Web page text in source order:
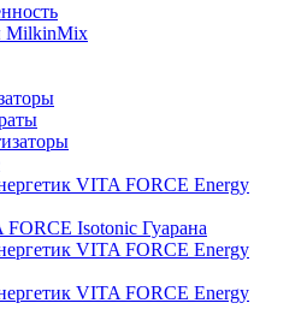
MilkinMix
VITA FORCE Energy
Isotonic Гуарана
VITA FORCE Energy
VITA FORCE Energy